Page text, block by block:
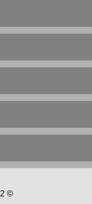
© 2022 פורטל VillaVip - כל הזכויות שמורות